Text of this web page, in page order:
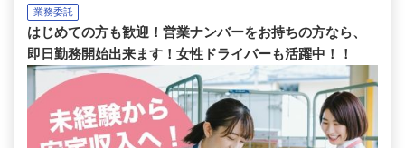
業務委託
はじめての方も歓迎！営業ナンバーをお持ちの方なら、
即日勤務開始出来ます！女性ドライバーも活躍中！！